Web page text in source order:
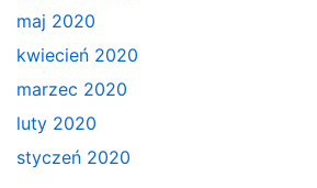
maj 2020
kwiecień 2020
marzec 2020
luty 2020
styczeń 2020